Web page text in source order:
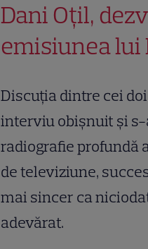
Dani Oțil,
emisiunea lui
Discuția dintre cei
interviu obișnuit și
radiografie profundă
de televiziune,
mai sincer ca
adevărat.